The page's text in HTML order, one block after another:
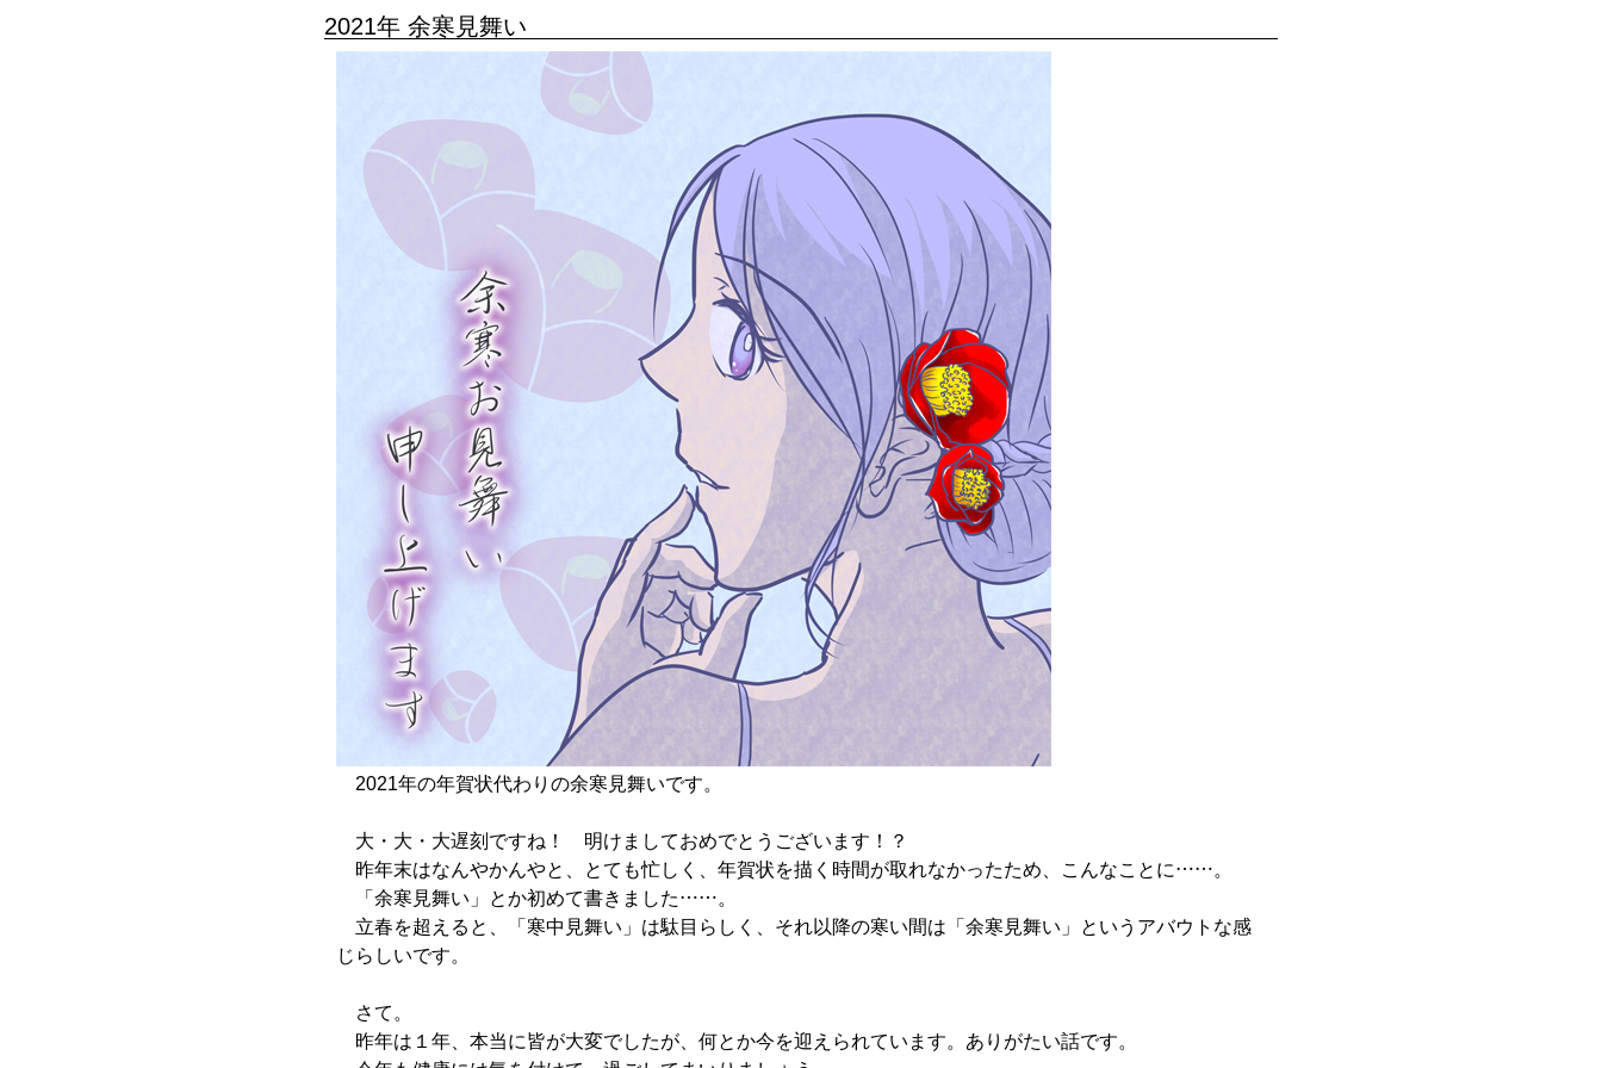
2021年 余寒見舞い
2021年の年賀状代わりの余寒見舞いです。
大・大・大遅刻ですね！ 明けましておめでとうございます！？
昨年末はなんやかんやと、とても忙しく、年賀状を描く時間が取れなかったため、こんなことに……。
「余寒見舞い」とか初めて書きました……。
立春を超えると、「寒中見舞い」は駄目らしく、それ以降の寒い間は「余寒見舞い」というアバウトな感
じらしいです。
さて。
昨年は１年、本当に皆が大変でしたが、何とか今を迎えられています。ありがたい話です。